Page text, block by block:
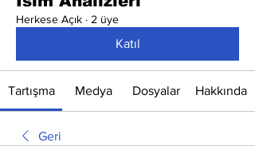
Herkese Açık · 2 üye
Katıl
Tartışma Medya Dosyalar Hakkında
Geri